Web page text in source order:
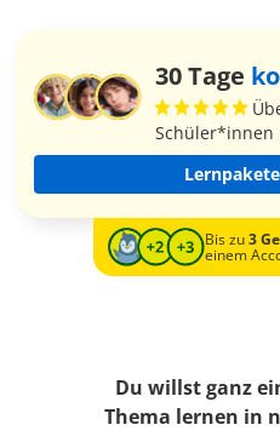
30 Tage
Schüler*innen
Bis zu3
einem
Du willst ganz
Thema lernen in